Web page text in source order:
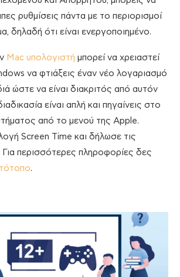
ρυθμίσεις πάντα με το περιορισμοί
δηλαδή ότι είναι ενεργοποιημένο.
Mac υπολογιστή μπορεί να χρειαστεί
να φτιάξεις έναν νέο λογαριασμό
ώστε να είναι διακριτός από αυτόν
είναι απλή και πηγαίνεις στο
από το μενού της Apple.
Screen Time και δήλωσε τις
Για περισσότερες πληροφορίες δες
.